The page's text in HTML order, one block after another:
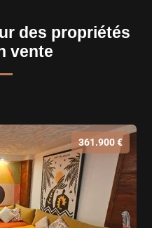
des propriétés
vente
361.900 €